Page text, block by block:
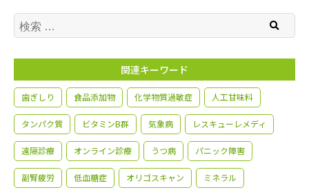
検索
関連キーワード
歯ぎしり 食品添加物 化学物質過敏症 人工甘味料
タンパク質 ビタミンB群 気象病 レスキューレメディ
遠隔診療 オンライン診療 うつ病 パニック障害
副腎疲労 低血糖症 オリゴスキャン ミネラル